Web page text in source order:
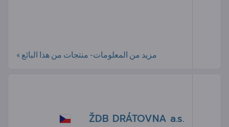
مزيد من المعلومات- منتجات من هذا البائع »
ŽDB DRÁTOVNA a.s.